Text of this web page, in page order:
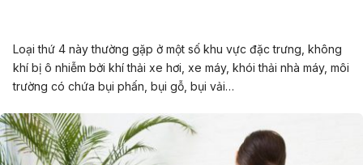
Loại thứ 4 này thường gặp ở một số khu vực đặc trưng, không
khí bị ô nhiễm bởi khí thải xe hơi, xe máy, khói thải nhà máy, môi
trường có chứa bụi phấn, bụi gỗ, bụi vải…